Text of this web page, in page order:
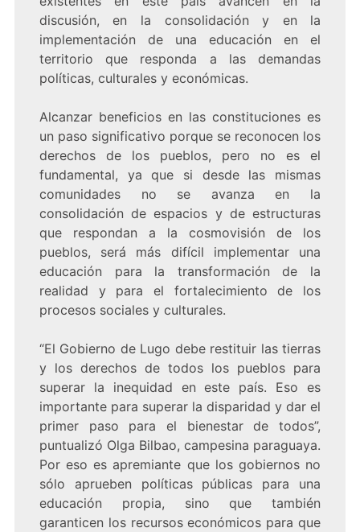
discusión, en la consolidación y en la
implementación de una educación en el
territorio que responda a las demandas
políticas, culturales y económicas.
Alcanzar beneficios en las constituciones es
un paso significativo porque se reconocen los
derechos de los pueblos, pero no es el
fundamental, ya que si desde las mismas
comunidades no se avanza en la
consolidación de espacios y de estructuras
que respondan a la cosmovisión de los
pueblos, será más difícil implementar una
educación para la transformación de la
realidad y para el fortalecimiento de los
procesos sociales y culturales.
“El Gobierno de Lugo debe restituir las tierras
y los derechos de todos los pueblos para
superar la inequidad en este país. Eso es
importante para superar la disparidad y dar el
primer paso para el bienestar de todos”,
puntualizó Olga Bilbao, campesina paraguaya.
Por eso es apremiante que los gobiernos no
sólo aprueben políticas públicas para una
educación propia, sino que también
garanticen los recursos económicos para que